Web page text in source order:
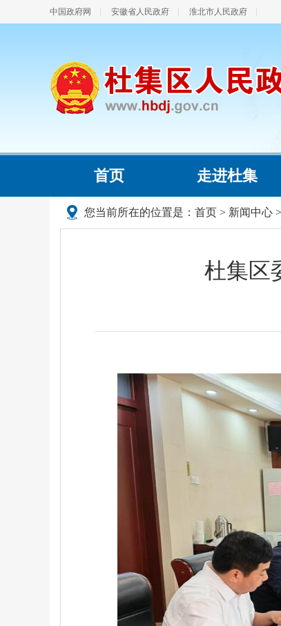
中国政府网 安徽省人民政府 淮北市人民政府
首页 走进杜集
您当前所在的位置是： 首页 > 新闻中心 >
杜集区